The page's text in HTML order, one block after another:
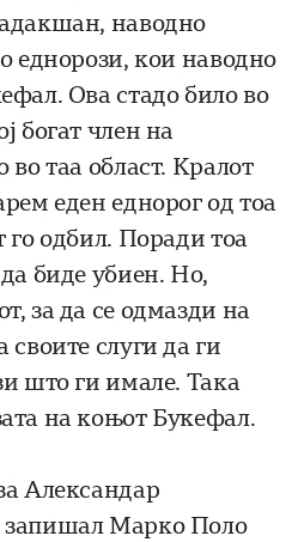
наводно
еднорози, кои наводно
Ова стадо било во
богат член на
во таа област. Кралот
еден еднорог од тоа
го одбил. Поради тоа
биде убиен. Но,
за да се одмазди на
своите слуги да ги
што ги имале. Така
на коњот Букефал.
Александар
запишал Марко Поло